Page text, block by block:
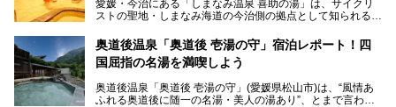
愛媛・今治にある「しまなみ温泉 喜助の湯」は、サイクリ
ストの聖地・しまなみ海道の今治側の拠点として知られる人
ばれていて、自転車ロッカーや工具、給水サービスなど、旅
人に嬉しい工夫がたっぷり。お風呂は内湯から半露天、サウ
ナまで種類豊富で広々空間。泉質も温度もバリエーション豊
奥道後温泉「奥道後 壱湯の守」宿泊レポート！四
国屈指の名湯を満喫しよう
奥道後温泉「奥道後 壱湯の守」(愛媛県松山市)は、“風情あ
ふれる奥道後に随一の名湯・美人の湯あり”、とまで言われ